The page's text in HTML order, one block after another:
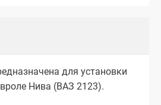
для установки
Нива (ВАЗ 2123).